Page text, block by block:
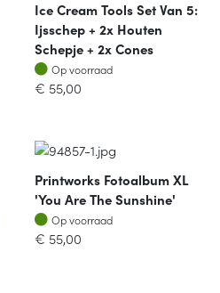
Ice Cream Tools Set Van 5:
Ijsschep + 2x Houten
Schepje + 2x Cones
Op voorraad
Op voorraad
€ 55,00
Printworks Fotoalbum XL
'you Are The Sunshine'
Op voorraad
Op voorraad
€ 55,00